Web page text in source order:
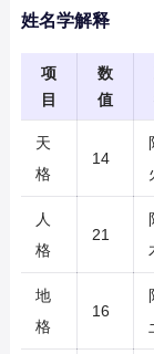
姓名学解释
项
目
数
值
天
格
14
人
格
21
地
格
16